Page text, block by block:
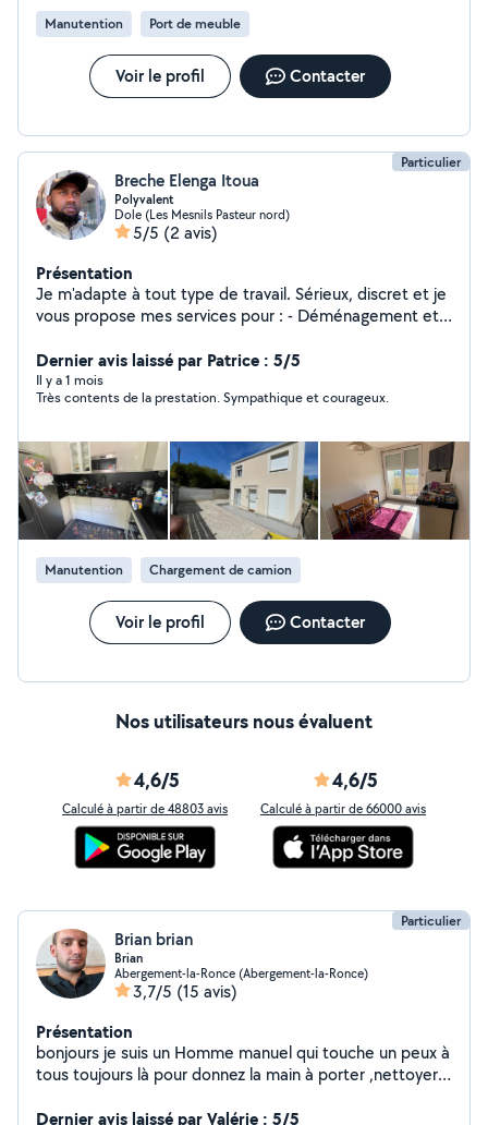
Manutention Port de meuble
Voir le profil Contacter
Particulier
Breche Elenga Itoua
Polyvalent
Dole (Les Mesnils Pasteur nord)
5/5 (2 avis)
Présentation
Je m'adapte à tout type de travail. Sérieux, discret et je
vous propose mes services pour : - Déménagement et
bain, poussière etc) - Repassage et rangement -
Nettoyage en profondeur si nécessaire J'ai de
l'expérience auprès de particuliers et je m'adapte
à me contacter pour discuter de vos besoins ou
organiser une première rencontre. Merci cordialement.
Breche
Dernier avis laissé par Patrice : 5/5
Il y a 1 mois
Très contents de la prestation. Sympathique et courageux.
Manutention Chargement de camion
Voir le profil Contacter
Nos utilisateurs nous évaluent
4,6/5
Calculé à partir de 48803 avis
4,6/5
Calculé à partir de 66000 avis
Particulier
Brian brian
Brian
Abergement-la-Ronce (Abergement-la-Ronce)
3,7/5 (15 avis)
Présentation
bonjours je suis un Homme manuel qui touche un peux à
tous toujours là pour donnez la main à porter ,nettoyer
de connaissances et d'outils machine à pneus
Dernier avis laissé par Valérie : 5/5